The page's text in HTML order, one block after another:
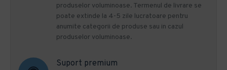
produselor voluminoase. Termenul de livrare se
poate extinde la 4-5 zile lucratoare pentru
anumite categorii de produse sau in cazul
produselor voluminoase.
Suport premium